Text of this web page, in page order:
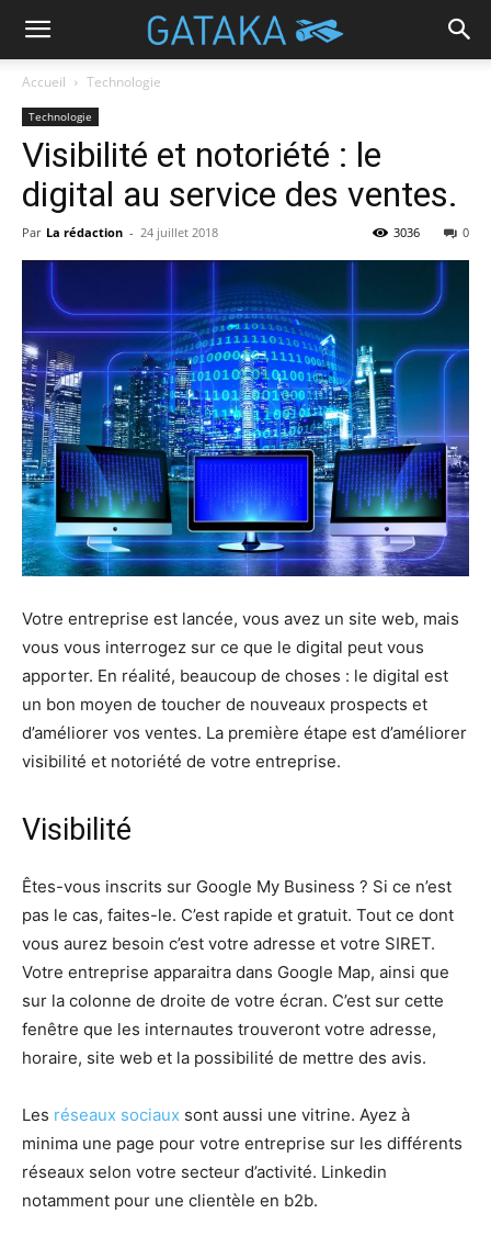
Accueil Technologie
Technologie
Visibilité et notoriété : le
digital au service des ventes.
Par La rédaction - 24 juillet 2018 0
3036
Votre entreprise est lancée, vous avez un site web, mais
vous vous interrogez sur ce que le digital peut vous
apporter. En réalité, beaucoup de choses : le digital est
un bon moyen de toucher de nouveaux prospects et
d’améliorer vos ventes. La première étape est d’améliorer
visibilité et notoriété de votre entreprise.
Visibilité
Êtes-vous inscrits sur Google My Business ? Si ce n’est
pas le cas, faites-le. C’est rapide et gratuit. Tout ce dont
vous aurez besoin c’est votre adresse et votre SIRET.
Votre entreprise apparaitra dans Google Map, ainsi que
sur la colonne de droite de votre écran. C’est sur cette
fenêtre que les internautes trouveront votre adresse,
horaire, site web et la possibilité de mettre des avis.
Les réseaux sociaux sont aussi une vitrine. Ayez à
minima une page pour votre entreprise sur les différents
réseaux selon votre secteur d’activité. Linkedin
notamment pour une clientèle en b2b.